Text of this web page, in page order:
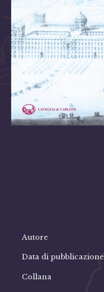
Autore
Data di pubblicazione
Collana